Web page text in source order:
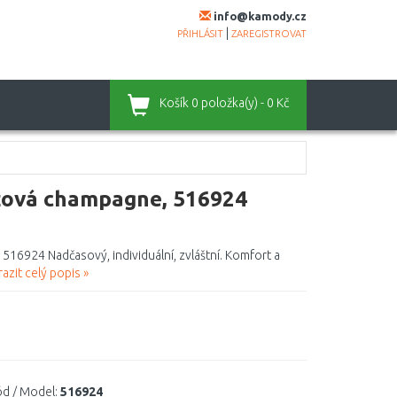
info@kamody.cz
PŘIHLÁSIT ZAREGISTROVAT
Košík 0 položka(y) - 0 Kč
champagne, 516924
Nadčasový, individuální, zvláštní. Komfort a
celý popis »
/ Model: 516924